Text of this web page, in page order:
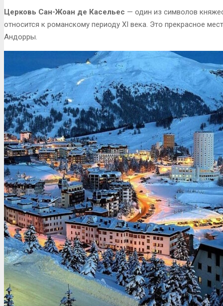
Церковь Сан-Жоан де Касельес — один из символов
относится к романскому периоду XI века. Это прекрасное
Андорры.